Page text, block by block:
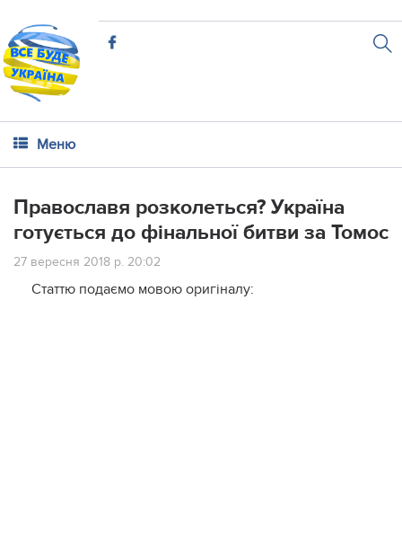
Меню
Православя розколеться? Україна
готується до фінальної битви за Томос
27 вересня 2018 р. 20:02
Статтю подаємо мовою оригіналу: